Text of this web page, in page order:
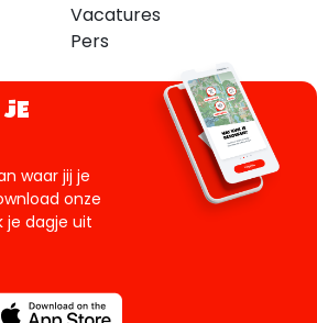
Vacatures
Pers
waar jij je
onze
je dagje uit